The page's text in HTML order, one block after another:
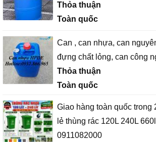
Thỏa thuận
Toàn quốc
Can , can nhựa, can
đựng chất lỏng, can công
Thỏa thuận
Toàn quốc
Giao hàng toàn quốc trong
lẻ thùng rác 120L 240L
0911082000